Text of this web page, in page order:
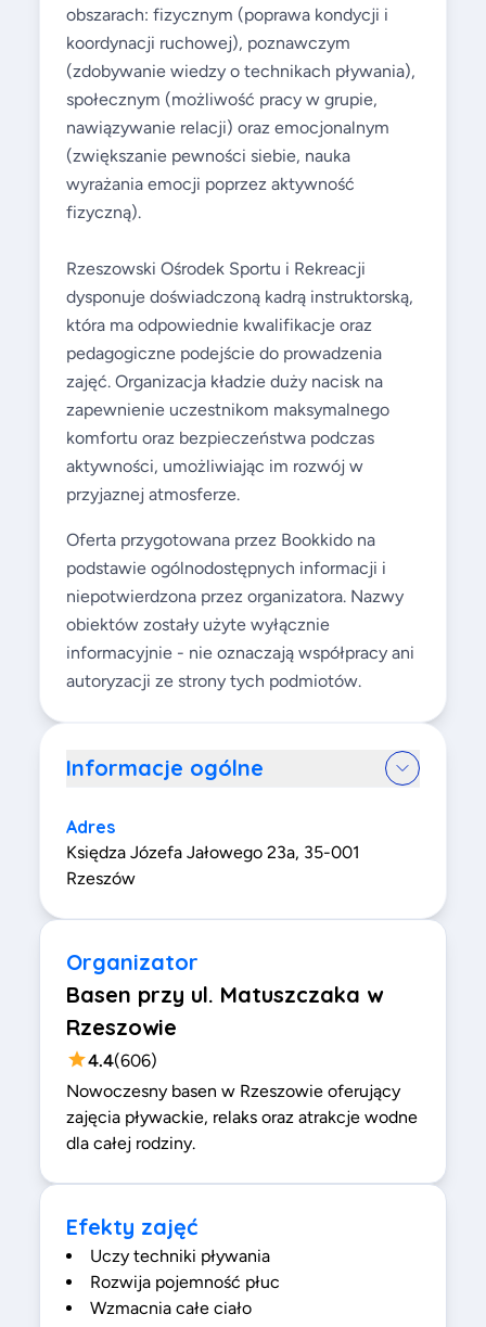
obszarach: fizycznym (poprawa kondycji i
koordynacji ruchowej), poznawczym
(zdobywanie wiedzy o technikach pływania),
społecznym (możliwość pracy w grupie,
nawiązywanie relacji) oraz emocjonalnym
(zwiększanie pewności siebie, nauka
wyrażania emocji poprzez aktywność
fizyczną).
Rzeszowski Ośrodek Sportu i Rekreacji
dysponuje doświadczoną kadrą instruktorską,
która ma odpowiednie kwalifikacje oraz
pedagogiczne podejście do prowadzenia
zajęć. Organizacja kładzie duży nacisk na
zapewnienie uczestnikom maksymalnego
komfortu oraz bezpieczeństwa podczas
aktywności, umożliwiając im rozwój w
przyjaznej atmosferze.
Oferta przygotowana przez Bookkido na
podstawie ogólnodostępnych informacji i
niepotwierdzona przez organizatora. Nazwy
obiektów zostały użyte wyłącznie
informacyjnie - nie oznaczają współpracy ani
autoryzacji ze strony tych podmiotów.
Informacje ogólne
Adres
Księdza Józefa Jałowego 23a, 35-001
Rzeszów
Organizator
Basen przy ul. Matuszczaka w
Rzeszowie
4.4(606)
Nowoczesny basen w Rzeszowie oferujący
zajęcia pływackie, relaks oraz atrakcje wodne
dla całej rodziny.
Efekty zajęć
Uczy techniki pływania
Rozwija pojemność płuc
Wzmacnia całe ciało